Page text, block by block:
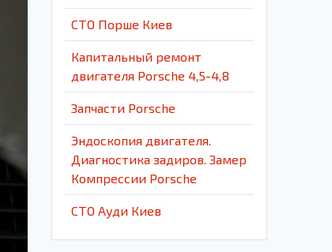
СТО Порше Киев
Капитальный ремонт
двигателя Porsche 4,5-4,8
Запчасти Porsche
Эндоскопия двигателя.
Диагностика задиров. Замер
Компрессии Porsche
СТО Ауди Киев